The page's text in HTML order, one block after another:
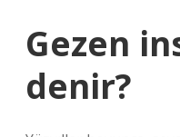
Gezen
denir?